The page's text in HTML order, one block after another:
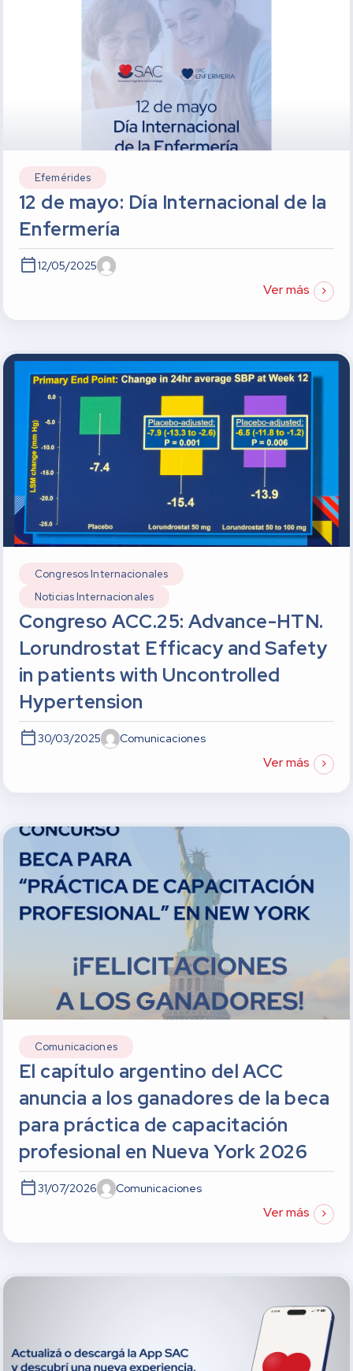
Efemérides
12 de mayo: Día Internacional de la
Enfermería
12/05/2025
Ver más
Congresos Internacionales
Noticias Internacionales
Congreso ACC.25: Advance-HTN.
Lorundrostat Efficacy and Safety
in patients with Uncontrolled
Hypertension
30/03/2025 Comunicaciones
Ver más
Comunicaciones
El capítulo argentino del ACC
anuncia a los ganadores de la beca
para práctica de capacitación
profesional en Nueva York 2026
31/07/2026 Comunicaciones
Ver más